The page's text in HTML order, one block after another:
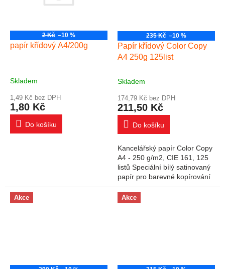
2 Kč –10 %
papír křídový A4/200g
Skladem
1,49 Kč bez DPH
1,80 Kč
Do košíku
235 Kč –10 %
Papír křídový Color Copy
A4 250g 125list
Skladem
174,79 Kč bez DPH
211,50 Kč
Do košíku
Kancelářský papír Color Copy
A4 - 250 g/m2, CIE 161, 125
listů Speciální bílý satinovaný
papír pro barevné kopírování
a barevný laserový tisk.
Vysoká kvalita papíru
zaručuje...
Akce Akce